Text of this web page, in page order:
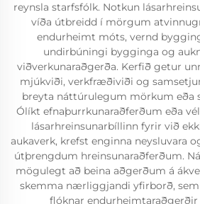
reynsla starfsfólk. Notkun
víða útbreidd í mörgum
endurheimt móts, vernd
undirbúningi bygginga og
viðverkunaraðgerða. Kerfið getur
mjúkviði, verkfræðiviði og
breyta náttúrulegum mörkum eða
Ólíkt efnaþurrkunaraðferðum eða
lásarhreinsunarbíllinn fyrir við
aukaverk, krefst enginna neysluvara
útþrengdum hreinsunaraðferðum.
mögulegt að beina aðgerðum á
skemma nærliggjandi yfirborð,
flóknar